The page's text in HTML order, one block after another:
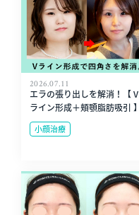
2026.07.11
エラの張り出しを解消！【 V
ライン形成＋頬顎脂肪吸引 】
小顔治療